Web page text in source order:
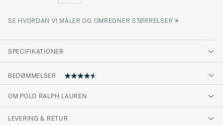
SE HVORDAN VI MÅLER OG OMREGNER STØRRELSER »
SPECIFIKATIONER
BEDØMMELSER
Bra! Rask levering som vanlig 👍🏻
ANDREAS W
OM POLO RALPH LAUREN
LEVERING & RETUR